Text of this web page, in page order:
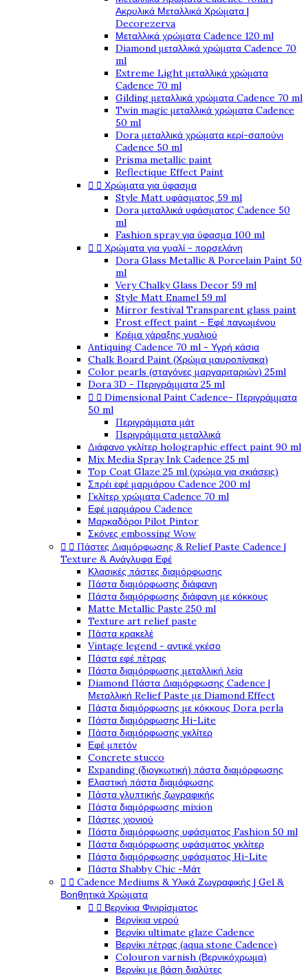
Ακρυλικά Μεταλλικά Χρώματα |
Decorezerva
Μεταλλικά χρώματα Cadence 120 ml
Diamond μεταλλικά χρώματα Cadence 70
ml
Extreme Light μεταλλικά χρώματα
Cadence 70 ml
Gilding μεταλλικά χρώματα Cadence 70 ml
Twin magic μεταλλικά χρώματα Cadence
50 ml
Dora μεταλλικά χρώματα κερί-σαπούνι
Cadence 50 ml
Prisma metallic paint
Reflectique Effect Paint
  Χρώματα για ύφασμα
Style Matt υφάσματος 59 ml
Dora μεταλλικά υφάσματος Cadence 50
ml
Fashion spray για ύφασμα 100 ml
  Χρώματα για γυαλί - πορσελάνη
Dora Glass Metallic & Porcelain Paint 50
ml
Very Chalky Glass Decor 59 ml
Style Matt Enamel 59 ml
Mirror festival Transparent glass paint
Frost effect paint - Εφέ παγωμένου
Κρέμα χάραξης γυαλιού
Antiquing Cadence 70 ml - Υγρή κάσια
Chalk Board Paint (Χρώμα μαυροπίνακα)
Color pearls (σταγόνες μαργαριταριών) 25ml
Dora 3D - Περιγράμματα 25 ml
  Dimensional Paint Cadence- Περιγράμματα
50 ml
Περιγράμματα μάτ
Περιγράμματα μεταλλικά
Διάφανο γκλίτερ holographic effect paint 90 ml
Mix Media Spray Ink Cadence 25 ml
Top Coat Glaze 25 ml (χρώμα για σκιάσεις)
Σπρέι εφέ μαρμάρου Cadence 200 ml
Γκλίτερ χρώματα Cadence 70 ml
Εφέ μαρμάρου Cadence
Μαρκαδόροι Pilot Pintor
Σκόνες embossing Wow
  Πάστες Διαμόρφωσης & Relief Paste Cadence |
Texture & Ανάγλυφα Εφέ
Κλασικές πάστες διαμόρφωσης
Πάστα διαμόρφωσης διάφανη
Πάστα διαμόρφωσης διάφανη με κόκκους
Matte Metallic Paste 250 ml
Texture art relief paste
Πάστα κρακελέ
Vintage legend - αντικέ γκέσο
Πάστα εφέ πέτρας
Πάστα διαμόρφωσης μεταλλική λεία
Diamond Πάστα Διαμόρφωσης Cadence |
Μεταλλική Relief Paste με Diamond Effect
Πάστα διαμόρφωσης με κόκκους Dora perla
Πάστα διαμόρφωσης Hi-Lite
Πάστα διαμόρφωσης γκλίτερ
Εφέ μπετόν
Concrete stucco
Expanding (διογκωτική) πάστα διαμόρφωσης
Ελαστική πάστα διαμόφωσης
Πάστα γλυπτικής ζωγραφικής
Πάστα διαμόρφωσης mixion
Πάστες χιονιού
Πάστα διαμόρφωσης υφάσματος Fashion 50 ml
Πάστα διαμόρφωσης υφάσματος γκλίτερ
Πάστα διαμόρφωσης υφάσματος Hi-Lite
Πάστα Shabby Chic -Μάτ
  Cadence Mediums & Υλικά Ζωγραφικής | Gel &
Βοηθητικά Χρώματα
  Βερνίκια Φινιρίσματος
Βερνίκια νερού
Βερνίκι ultimate glaze Cadence
Βερνίκι πέτρας (aqua stone Cadence)
Colouron varnish (Βερνικόχρωμα)
Βερνίκι με βάση διαλύτες